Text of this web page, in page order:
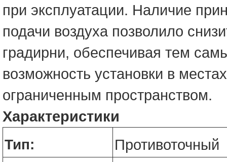
при эксплуатации. Наличие
подачи воздуха позволило
градирни, обеспечивая тем
возможность установки в
ограниченным пространством.
Характеристики
Тип: Противоточный